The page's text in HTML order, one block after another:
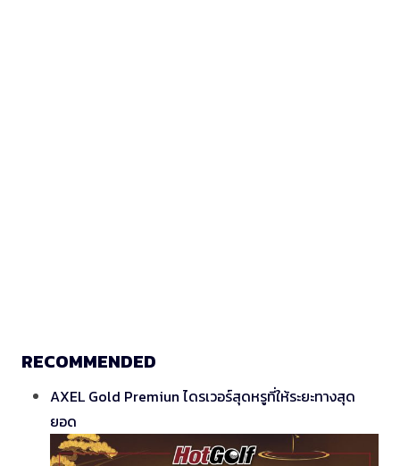
RECOMMENDED
AXEL Gold Premiun ไดรเวอร์สุดหรูที่ให้ระยะทางสุด
ยอด